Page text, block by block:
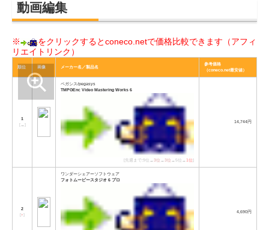
動画編集
※
をクリックするとconeco.netで価格比較できます（アフィ
リエイトリンク）
順位 画像 メーカー名／製品名
参考価格
（coneco.net最安値）
1
[→ ]
ペガシス/pegasys
TMPGEnc Video Mastering Works 6
[先週まで:9位→3位 →3位 →5位→1位]
14,744円
2
[↑]
ワンダーシェアーソフトウェア
フォトムービースタジオ 6 プロ
4,690円